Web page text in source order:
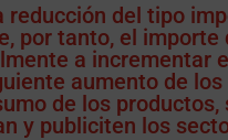
del tipo
por tanto, el
a incrementar
aumento de
de los
y publiciten los